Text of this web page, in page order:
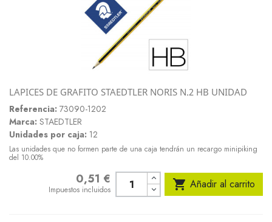
LAPICES DE GRAFITO STAEDTLER NORIS N.2 HB UNIDAD
Referencia: 73090-1202
Marca: STAEDTLER
Unidades por caja: 12
Las unidades que no formen parte de una caja tendrán un recargo minipiking
del 10.00%
0,51 €
Impuestos incluidos  Añadir al carrito